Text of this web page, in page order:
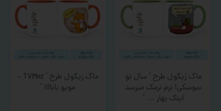
ماگ زیگول طرح ‘ سال نو
سوسکی! نرم نرمک میرسد
اینک بهار … ‘
ماگ زیگول طرح ‘ TVMez –
مویو باباااا ‘